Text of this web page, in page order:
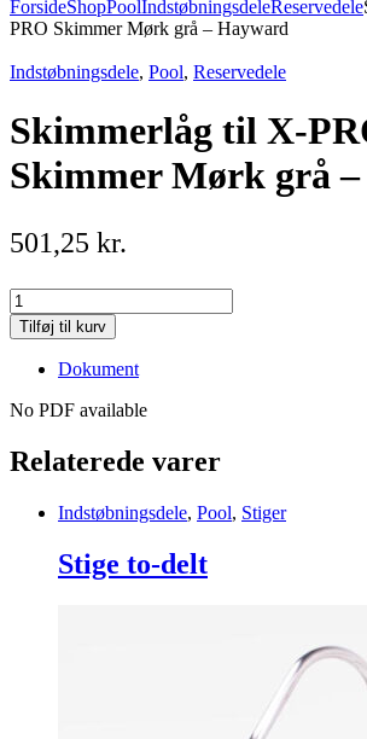
ForsideShopPoolIndstøbningsdeleReservedele
PRO Skimmer Mørk grå – Hayward
Indstøbningsdele, Pool, Reservedele
Skimmerlåg til X-
Skimmer Mørk grå
501,25 kr.
Skimmerlåg
til
X-
PRO
Skimmer
Mørk
-
Hayward
Tilføj til kurv
Dokument
No PDF available
Relaterede varer
Indstøbningsdele, Pool, Stiger
Stige to-delt